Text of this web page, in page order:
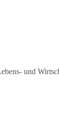
und